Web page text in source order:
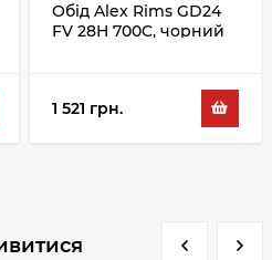
Обід Alex Rims GD24
FV 28H 700C, чорний
1 521 грн.